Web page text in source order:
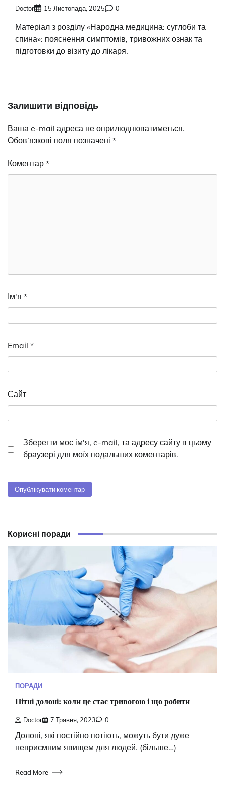
Doctor 15 Листопада, 2025 0
Матеріал з розділу «Народна медицина: суглоби та
спина»: пояснення симптомів, тривожних ознак та
підготовки до візиту до лікаря.
Залишити відповідь
Ваша e-mail адреса не оприлюднюватиметься.
Обов’язкові поля позначені *
Коментар *
Ім'я *
Email *
Сайт
Зберегти моє ім'я, e-mail, та адресу сайту в цьому
браузері для моїх подальших коментарів.
Корисні поради
ПОРАДИ
Пітні долоні: коли це стає тривогою і що робити
Doctor 7 Травня, 2023 0
Долоні, які постійно потіють, можуть бути дуже
неприємним явищем для людей. (більше…)
Read More